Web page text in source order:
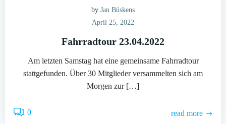
by Jan Büskens
April 25, 2022
Fahrradtour 23.04.2022
Am letzten Samstag hat eine gemeinsame Fahrradtour
stattgefunden. Über 30 Mitglieder versammelten sich am
Morgen zur […]
0 read more